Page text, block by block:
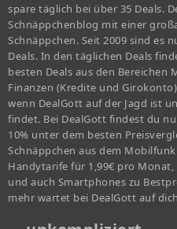
spare täglich bei über 35 Deals.
Schnäppchenblog mit einer
Schnäppchen. Seit 2009 sind es
Deals. In den täglichen Deals
besten Deals aus den Bereichen
Finanzen (Kredite und
wenn DealGott auf der Jagd ist
findet. Bei DealGott findest du
10% unter dem besten
Schnäppchen aus dem
Handytarife für 1,99€ pro
und auch Smartphones zu
mehr wartet bei DealGott auf